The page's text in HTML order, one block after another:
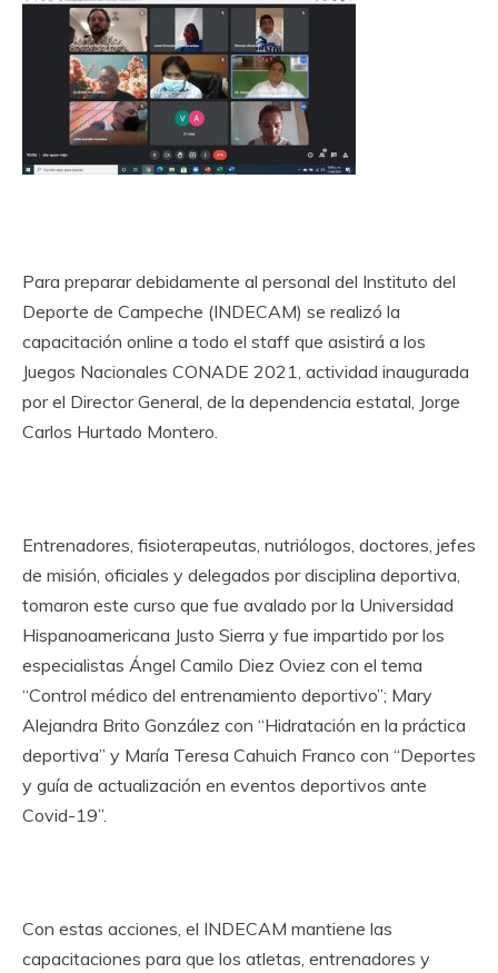
Para preparar debidamente al personal del Instituto del
Deporte de Campeche (INDECAM) se realizó la
capacitación online a todo el staff que asistirá a los
Juegos Nacionales CONADE 2021, actividad inaugurada
por el Director General, de la dependencia estatal, Jorge
Carlos Hurtado Montero.
Entrenadores, fisioterapeutas, nutriólogos, doctores, jefes
de misión, oficiales y delegados por disciplina deportiva,
tomaron este curso que fue avalado por la Universidad
Hispanoamericana Justo Sierra y fue impartido por los
especialistas Ángel Camilo Diez Oviez con el tema
“Control médico del entrenamiento deportivo”; Mary
Alejandra Brito González con “Hidratación en la práctica
deportiva” y María Teresa Cahuich Franco con “Deportes
y guía de actualización en eventos deportivos ante
Covid-19”.
Con estas acciones, el INDECAM mantiene las
capacitaciones para que los atletas, entrenadores y